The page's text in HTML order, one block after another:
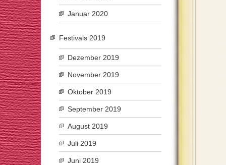
Januar 2020
Festivals 2019
Dezember 2019
November 2019
Oktober 2019
September 2019
August 2019
Juli 2019
Juni 2019